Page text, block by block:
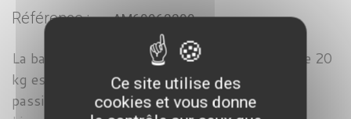
Référence : AM60962200
La barre olympique de crossfit de 220 cm et de 20
kg est l'outil parfait pour les athlètes et les
passionnés de Cross...
Ce site utilise des
cookies et vous donne